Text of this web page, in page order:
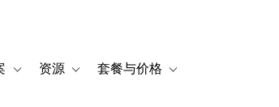
for 客户故事
Toggle sub-navigation for 解决方案
资源 Toggle sub-navigation for 资源
套餐与价格 Toggle sub-navigation